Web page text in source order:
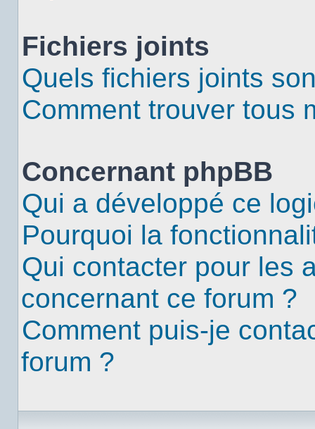
Fichiers joints
Quels fichiers joints
Comment trouver tous
Concernant phpBB
Qui a développé ce
Pourquoi la
Qui contacter pour les
concernant ce forum ?
Comment puis-je
forum ?